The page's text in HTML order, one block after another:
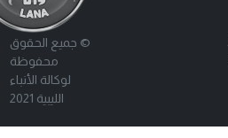
© جميع الحقوق
محفوظة
لوكالة الأنباء
الليبية 2021